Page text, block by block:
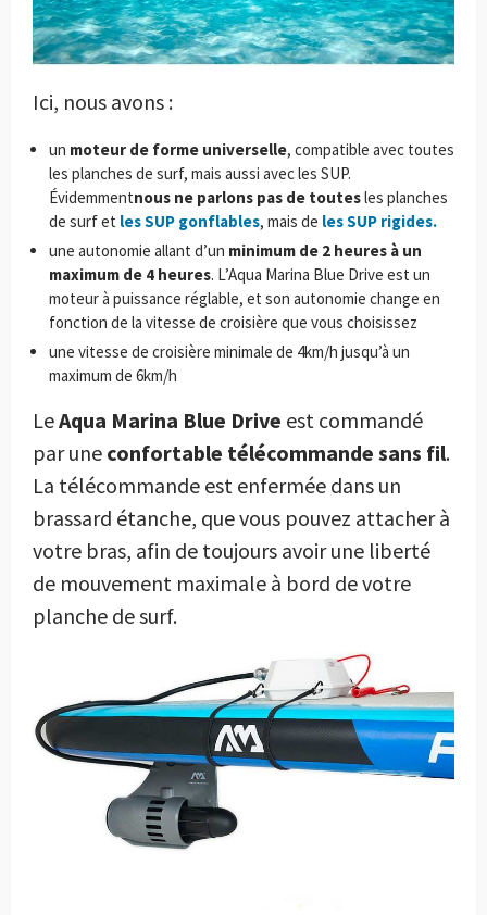
Ici, nous avons :
un moteur de forme universelle, compatible avec toutes
les planches de surf, mais aussi avec les SUP.
Évidemmentnous ne parlons pas de toutesles planches
de surf et les SUP gonflables, mais de les SUP rigides.
une autonomie allant d’un minimum de 2 heures à un
maximum de 4 heures. L’Aqua Marina Blue Drive est un
moteur à puissance réglable, et son autonomie change en
fonction de la vitesse de croisière que vous choisissez
une vitesse de croisière minimale de 4km/h jusqu’à un
maximum de 6km/h
LeAqua Marina Blue Drive est commandé
par une confortable télécommande sans fil.
La télécommande est enfermée dans un
brassard étanche, que vous pouvez attacher à
votre bras, afin de toujours avoir une liberté
de mouvement maximale à bord de votre
planche de surf.